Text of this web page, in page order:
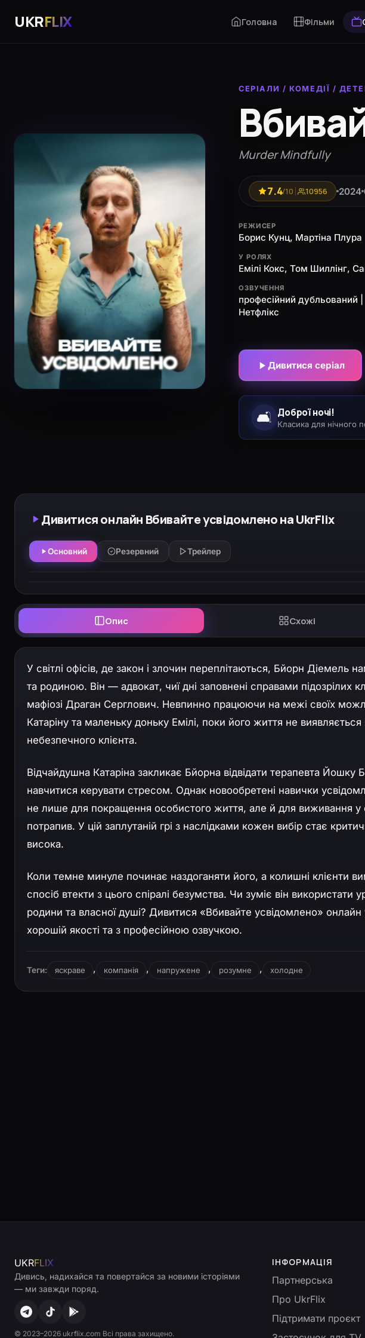
UKRFLIX Головна Фільми
СЕРІАЛИ /КОМЕДІЇ /
Murder Mindfully
7.4/10 10956 2024
РЕЖИСЕР
Борис Кунц, Мартіна Плура
У РОЛЯХ
Емілі Кокс, Том Шиллінг,
ОЗВУЧЕННЯ
професійний дубльований |
Нетфлікс
Дивитися серіал
🛋️ Доброї ночі!
Класика для нічного
Дивитися онлайн Вбивайте усвідомлено на UkrFlix
Основний Резервний Трейлер
Опис Схожі
У світлі офісів, де закон і злочин переплітаються, Бйорн Діемель
та родиною. Він — адвокат, чиї дні заповнені справами підозрілих
мафіозі Драган Серглович. Невпинно працюючи на межі своїх
Катаріну та маленьку доньку Емілі, поки його життя не
небезпечного клієнта.
Відчайдушна Катаріна закликає Бйорна відвідати терапевта Йошку
навчитися керувати стресом. Однак новообретені навички
не лише для покращення особистого життя, але й для виживання у
потрапив. У цій заплутаній грі з наслідками кожен вибір стає
висока.
Коли темне минуле починає наздоганяти його, а колишні клієнти
спосіб втекти з цього спіралі безумства. Чи зуміє він використати
родини та власної душі? Дивитися «Вбивайте усвідомлено»
хорошій якості та з професійною озвучкою.
Теги: яскраве , компанія , напружене , розумне , холодне
UKRFLIX
Дивись, надихайся та повертайся за новими історіями
— ми завжди поряд.
© 2023–2026 ukrflix.com Всі права захищено.
ІНФОРМАЦІЯ
Партнерська
Про UkrFlix
Підтримати проєкт